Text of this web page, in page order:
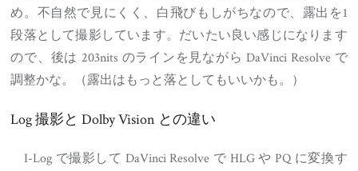
め。不自然で見にくく、白飛びもしがちなので、露出を1
段落として撮影しています。だいたい良い感じになります
ので、後は 203nits のラインを見ながら DaVinci Resolve で
調整かな。（露出はもっと落としてもいいかも。）
Log 撮影と Dolby Vision との違い
I-Log で撮影して DaVinci Resolve で HLG や PQ に変換す